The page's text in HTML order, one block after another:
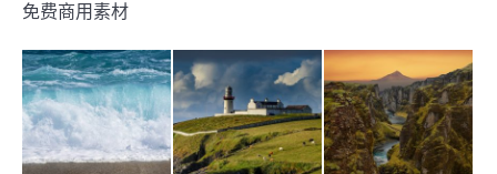
免费商用素材